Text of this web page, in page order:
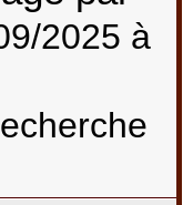
2025 à